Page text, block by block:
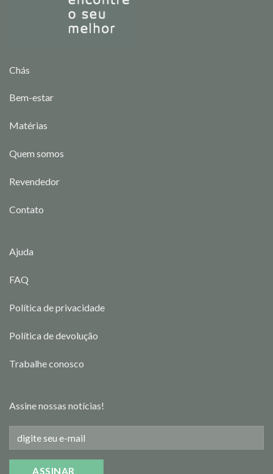
Chás
Bem-estar
Matérias
Quem somos
Revendedor
Contato
Ajuda
FAQ
Política de privacidade
Política de devolução
Trabalhe conosco
Assine nossas notícias!